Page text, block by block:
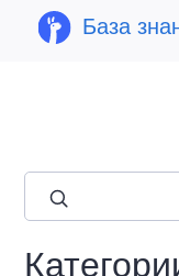
База